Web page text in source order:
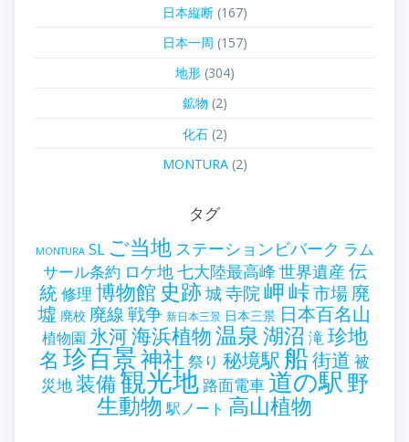
日本縦断(167)
日本一周 (157)
地形(304)
鉱物 (2)
化石(2)
MONTURA(2)
タグ
MONTURA SL ご当地 ステーションビバーク ラム
サール条約 ロケ地七大陸最高峰 世界遺産 伝
統修理 博物館 史跡城寺院岬峠市場 廃
墟 廃校 廃線戦争 新日本三景 日本三景 日本百名山
植物園 氷河海浜植物温泉湖沼 滝珍地
名 珍百景神社 祭り 秘境駅 船街道 被
災地装備観光地 路面電車道の駅 野
生動物 駅ノート 高山植物